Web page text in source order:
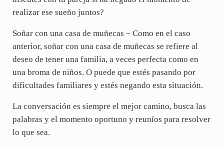
realizar ese sueño juntos?
Soñar con una casa de muñecas – Como en el caso
anterior, soñar con una casa de muñecas se refiere al
deseo de tener una familia, a veces perfecta como en
una broma de niños. O puede que estés pasando por
dificultades familiares y estés negando esta situación.
La conversación es siempre el mejor camino, busca las
palabras y el momento oportuno y reuníos para resolver
lo que sea.